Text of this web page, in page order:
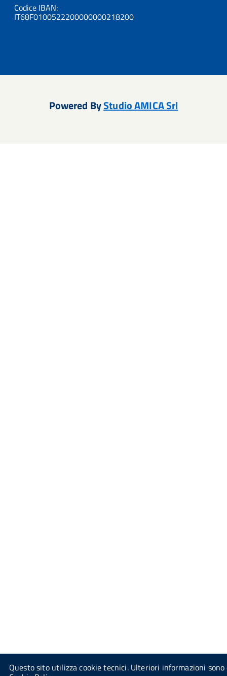
Questo sito utilizza cookie tecnici. Ulteriori informazioni
Codice IBAN:
IT68F0100522200000000218200
Powered ByStudio AMICA Srl